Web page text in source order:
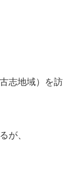
志地域）を訪
が、